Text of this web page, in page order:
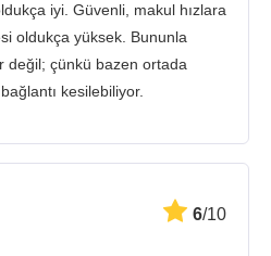
hizmetleri
iyi. Güvenli, makul hızlara
oldukça yüksek. Bununla
değil; çünkü bazen ortada
kesilebiliyor.
6/10